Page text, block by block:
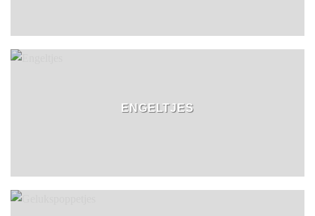
ENGELTJES